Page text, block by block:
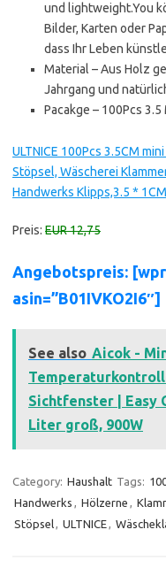
und lightweight.You
Bilder, Karten oder
dass Ihr Leben
Material – Aus Holz
Jahrgang und
Pacakge – 100Pcs
ULTNICE 100Pcs 3.5CM
Stöpsel, Wäscherei
Handwerks Klipps,3.5 *
Preis: EUR 12,75
Angebotspreis:
asin=”B01IVKO2I6″]
See also Aicok -
Sichtfenster | Easy
Liter groß, 900W
Category: Haushalt Tags:
Handwerks , Hölzerne ,
Stöpsel, ULTNICE,